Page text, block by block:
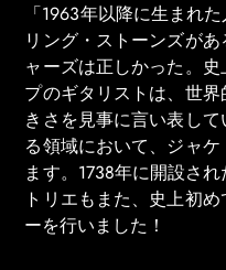
「1963年以降に生まれ
リング・ストーンズが
ャーズは正しかった。
プのギタリストは、世
きさを見事に言い表し
る領域において、ジャ
ます。1738年に開設さ
トリエもまた、史上初
ーを行いました！